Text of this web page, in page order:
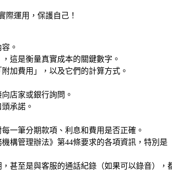
際運用，保護自己！
。
，這是衡量真實成本的關鍵數字。
加費用」，以及它們的計算方式。
店家或銀行詢問。
承諾。
一筆分期款項、利息和費用是否正確。
構管理辦法》第44條要求的各項資訊，特別是
甚至是與客服的通話紀錄（如果可以錄音），